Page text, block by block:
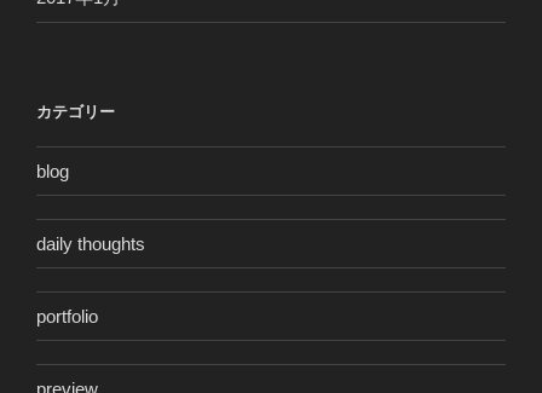
カテゴリー
blog
daily thoughts
portfolio
preview